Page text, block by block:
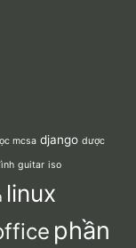
mcsa django dược
guitar iso
linux
phần